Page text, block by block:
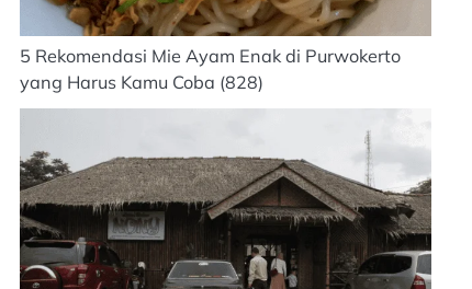
5 Rekomendasi Mie Ayam Enak di Purwokerto
yang Harus Kamu Coba (828)